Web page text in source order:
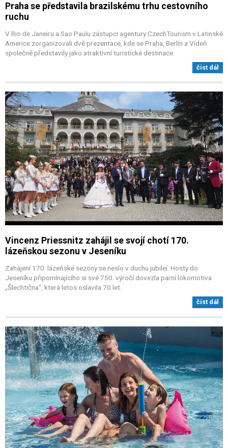
Praha se představila brazilskému trhu cestovního
ruchu
V Rio de Janeiru a Sao Paulu zástupci agentury CzechTourism v Latinské
Americe zorganizovali dvě prezentace, kde se Praha, Berlín a Vídeň
společně představily jako atraktivní turistické destinace.
číst dál
Vincenz Priessnitz zahájil se svojí chotí 170.
lázeňskou sezonu v Jeseníku
Zahájení 170. lázeňské sezony se neslo v duchu jubileí. Hosty do
Jeseníku připomínajícího si své 750. výročí dovezla parní lokomotiva
„Šlechtična“, která letos oslavila 70 let.
číst dál